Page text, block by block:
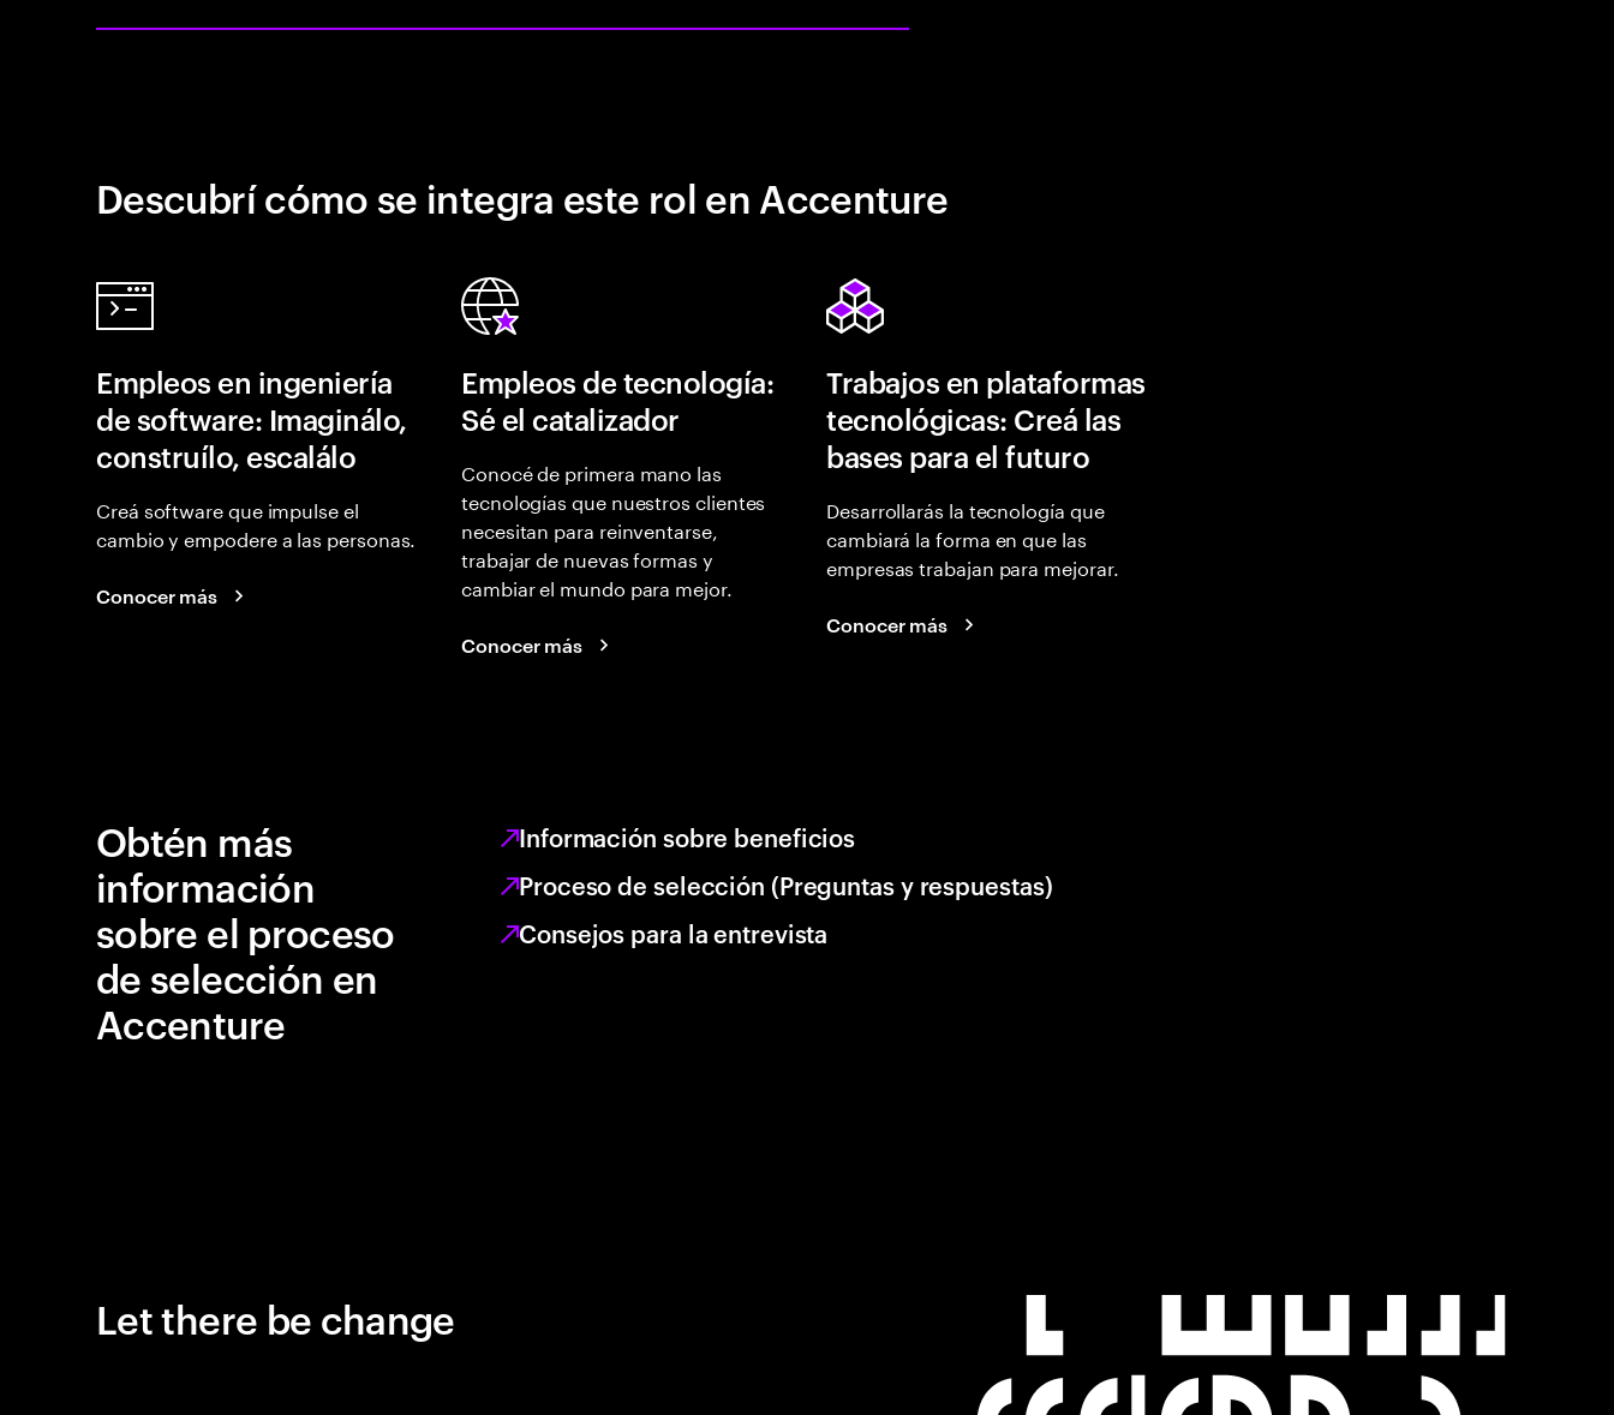
Descubrí cómo se integra este rol en Accenture
Empleos en ingeniería
de software: Imaginálo,
construílo, escalálo
Creá software que impulse el
cambio y empodere a las personas.
Conocer más
Empleos de tecnología:
Sé el catalizador
Conocé de primera mano las
tecnologías que nuestros clientes
necesitan para reinventarse,
trabajar de nuevas formas y
cambiar el mundo para mejor.
Conocer más
Trabajos en plataformas
tecnológicas: Creá las
bases para el futuro
Desarrollarás la tecnología que
cambiará la forma en que las
empresas trabajan para mejorar.
Conocer más
Obtén más
información
sobre el proceso
de selección en
Accenture
Información sobre beneficios
Proceso de selección (Preguntas y respuestas)
Consejos para la entrevista
Let there be change